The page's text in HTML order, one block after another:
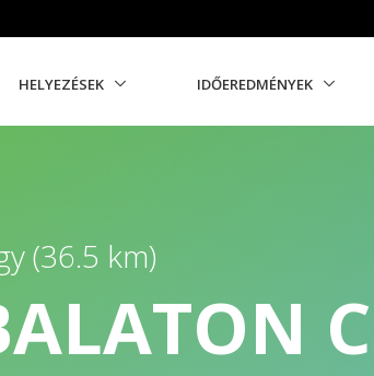
HELYEZÉSEK IDŐEREDMÉNYEK
(36.5 km)